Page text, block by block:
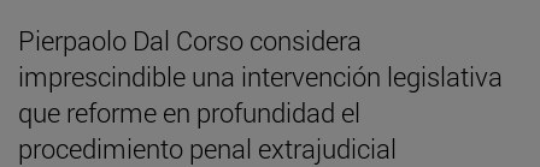
Pierpaolo Dal Corso considera
imprescindible una intervención legislativa
que reforme en profundidad el
procedimiento penal extrajudicial